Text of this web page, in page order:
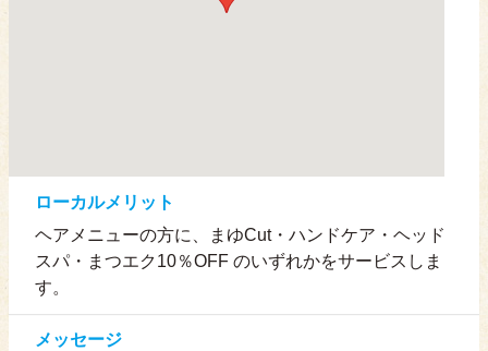
ローカルメリット
ヘアメニューの方に、まゆCut・ハンドケア・ヘッド
スパ・まつエク10％OFF のいずれかをサービスしま
す。
メッセージ